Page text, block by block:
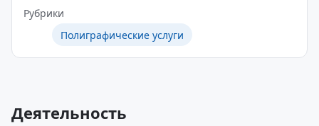
Рубрики
Полиграфические услуги
Деятельность